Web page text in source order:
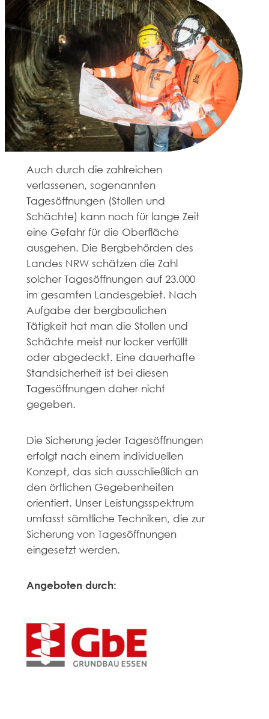
Auch durch die zahlreichen
verlassenen, sogenannten
Tagesöffnungen (Stollen und
Schächte) kann noch für lange Zeit
eine Gefahr für die Oberfläche
ausgehen. Die Bergbehörden des
Landes NRW schätzen die Zahl
solcher Tagesöffnungen auf 23.000
im gesamten Landesgebiet. Nach
Aufgabe der bergbaulichen
Tätigkeit hat man die Stollen und
Schächte meist nur locker verfüllt
oder abgedeckt. Eine dauerhafte
Standsicherheit ist bei diesen
Tagesöffnungen daher nicht
gegeben.
Die Sicherung jeder Tagesöffnungen
erfolgt nach einem individuellen
Konzept, das sich ausschließlich an
den örtlichen Gegebenheiten
orientiert. Unser Leistungsspektrum
umfasst sämtliche Techniken, die zur
Sicherung von Tagesöffnungen
eingesetzt werden.
Angeboten durch: